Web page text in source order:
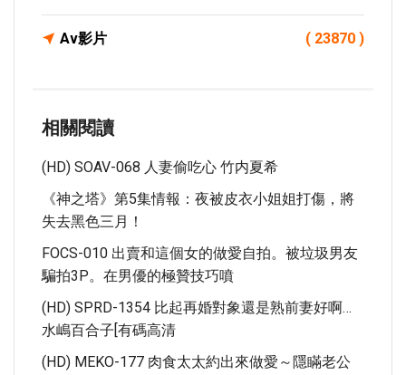
Av影片 ( 23870 )
相關閱讀
(HD) SOAV-068 人妻偷吃心 竹内夏希
《神之塔》第5集情報：夜被皮衣小姐姐打傷，將
失去黑色三月！
FOCS-010 出賣和這個女的做愛自拍。被垃圾男友
騙拍3P。在男優的極贊技巧噴
(HD) SPRD-1354 比起再婚對象還是熟前妻好啊…
水嶋百合子[有碼高清
(HD) MEKO-177 肉食太太約出來做愛～隱瞞老公